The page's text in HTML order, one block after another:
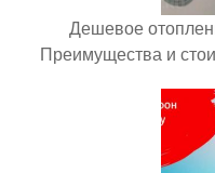
Дешевое
Преимущества и